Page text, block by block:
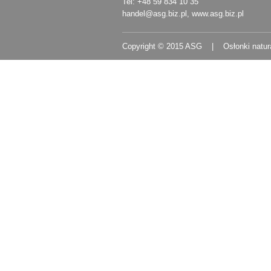
handel@asg.biz.pl , www.asg.biz.pl
Copyright © 2015 ASG | Osłonki